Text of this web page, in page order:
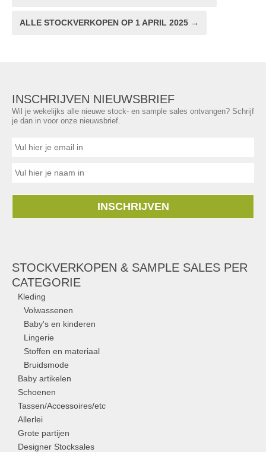
ALLE STOCKVERKOPEN OP 1 APRIL 2025 →
INSCHRIJVEN NIEUWSBRIEF
Wil je wekelijks alle nieuwe stock- en sample sales ontvangen? Schrijf
je dan in voor onze nieuwsbrief.
INSCHRIJVEN
STOCKVERKOPEN & SAMPLE SALES PER
CATEGORIE
Kleding
Volwassenen
Baby's en kinderen
Lingerie
Stoffen en materiaal
Bruidsmode
Baby artikelen
Schoenen
Tassen/Accessoires/etc
Allerlei
Grote partijen
Designer Stocksales